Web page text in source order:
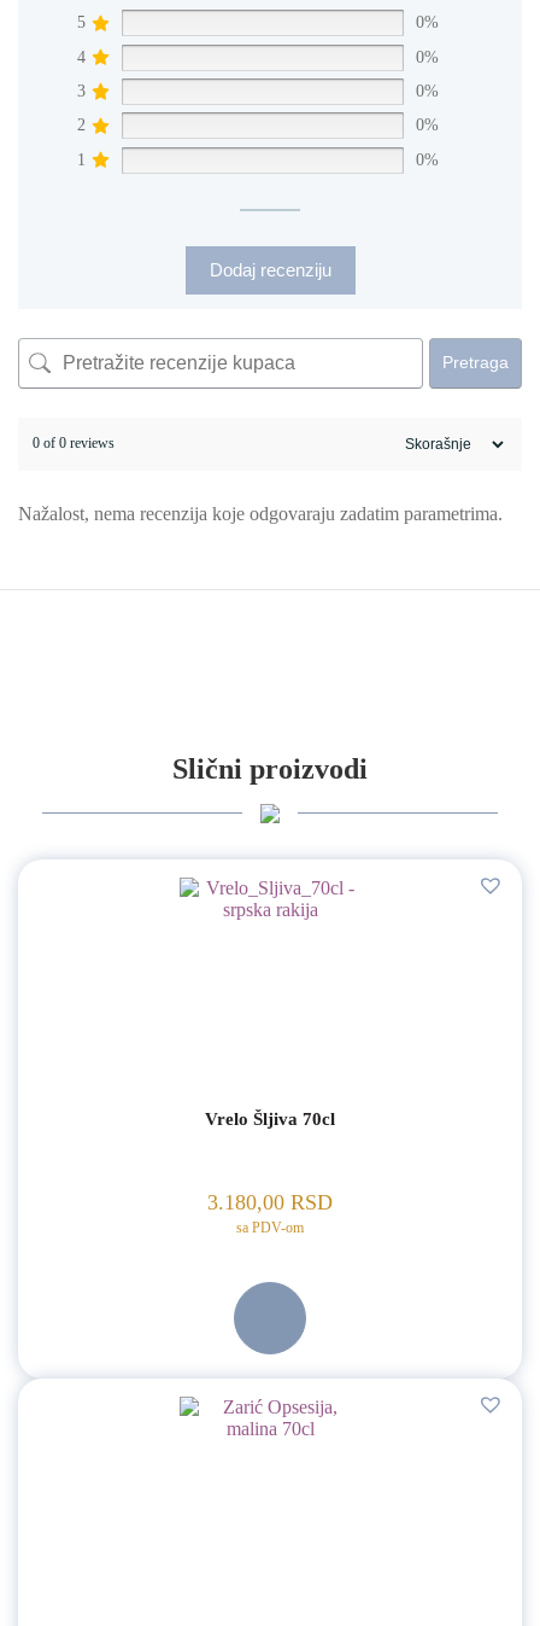
5
0%
4
0%
3
0%
2
0%
1
0%
Dodaj recenziju
Pretraga
0 of 0 reviews
Nažalost, nema recenzija koje odgovaraju zadatim parametrima.
Slični proizvodi
Vrelo Šljiva 70cl
3.180,00 RSD
sa PDV-om